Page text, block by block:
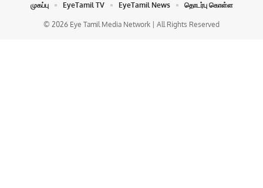
© 2026 Eye Tamil Media Network | All Rights Reserved
முகப்பு EyeTamil TV EyeTamil News தொடர்பு கொள்ள